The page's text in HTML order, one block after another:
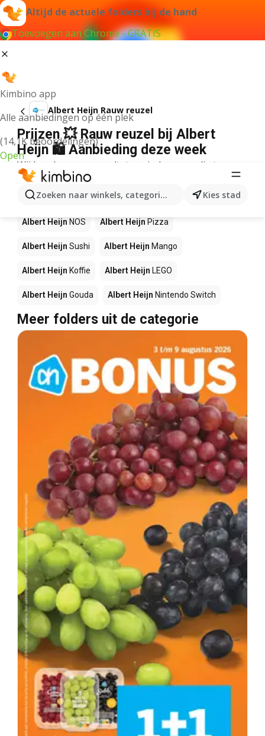
Altijd de actuele folders bij de hand
Toevoegen aan Chrome - GRATIS
Kimbino app
Alle aanbiedingen op één plek
(14,1K beoordelingen)
Open
Zoeken naar winkels, categorieën, producten...
Kies stad
Albert Heijn Rauw reuzel
Prijzen 💥 Rauw reuzel bij Albert
Heijn 🛍️ Aanbieding deze week
Wij konden geen resultaten vinden voor die term.
Andere producten in winkels Albert
Heijn
Albert Heijn NOS Albert Heijn Pizza
Albert Heijn Sushi Albert Heijn Mango
Albert Heijn Koffie Albert Heijn LEGO
Albert Heijn Gouda Albert Heijn Nintendo Switch
Meer folders uit de categorie